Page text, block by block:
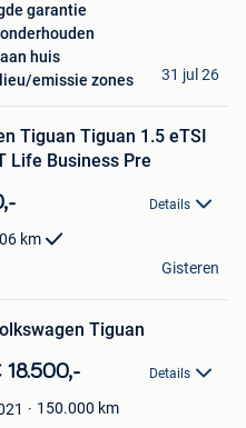
garantie
huis
emissie zones
31 jul 26
Tiguan Tiguan 1.5 eTSI
Life Business Pre
Details
km
Gisteren
Tiguan
18.500,- Details
150.000 km